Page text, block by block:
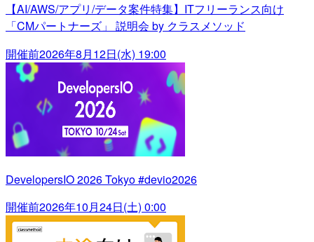
【AI/AWS/アプリ/データ案件特集】ITフリーランス向け
「CMパートナーズ」 説明会 by クラスメソッド
開催前2026年8月12日(水) 19:00
DevelopersIO 2026 Tokyo #devio2026
開催前2026年10月24日(土) 0:00